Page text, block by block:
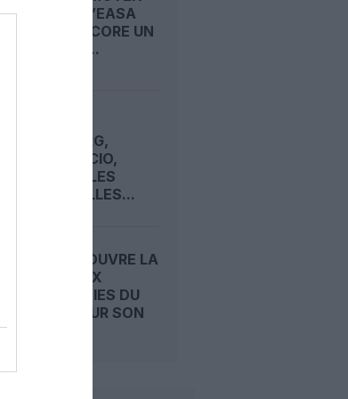
ORIENT : L’EASA
FERME ENCORE UN
PEU PLUS...
HAMBOURG,
MOGADISCIO,
VENISE… LES
TREIZE VILLES...
CONDOR OUVRE LA
PORTE AUX
COMPAGNIES DU
GOLFE POUR SON